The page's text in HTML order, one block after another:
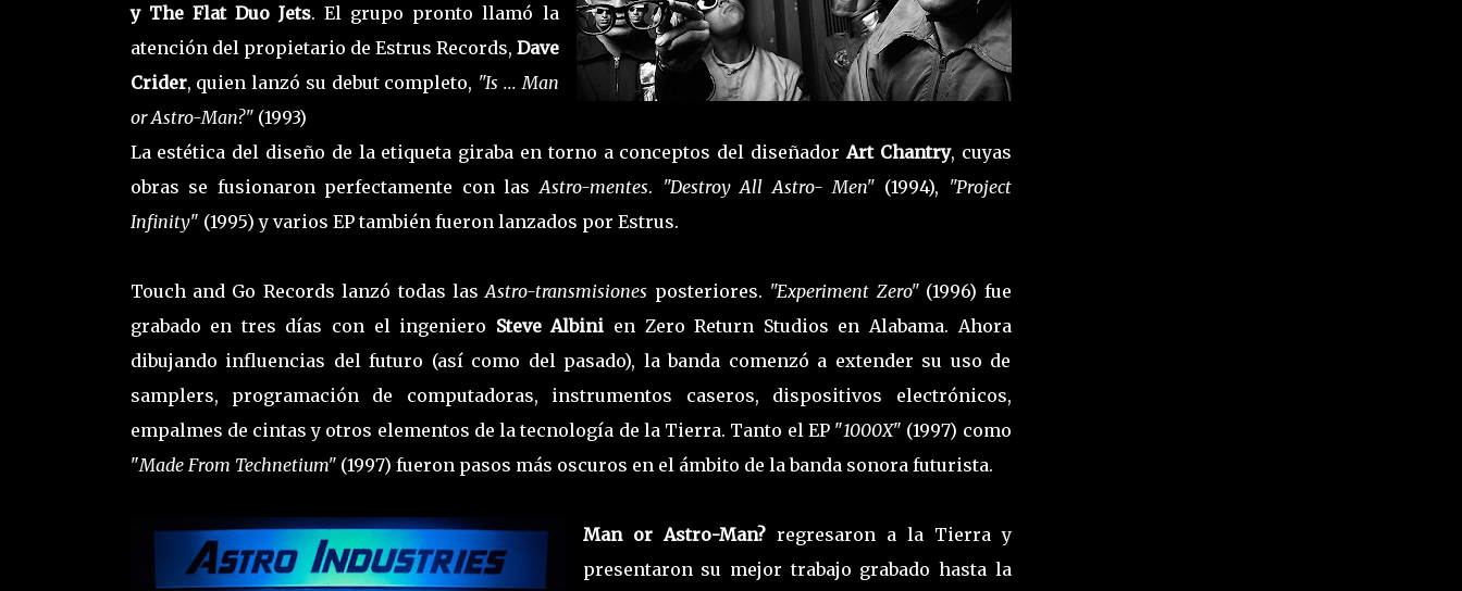
y The Flat Duo Jets. El grupo pronto llamó la
atención del propietario de Estrus Records, Dave
Crider, quien lanzó su debut completo, "Is ... Man
or Astro-Man?"(1993)
La estética del diseño de la etiqueta giraba en torno a conceptos del diseñador Art Chantry, cuyas
obras se fusionaron perfectamente con las Astro-mentes. "Destroy All Astro- Men" (1994), "Project
Infinity" (1995) y varios EP también fueron lanzados por Estrus.
Touch and Go Records lanzó todas lasAstro-transmisiones posteriores. "Experiment Zero"(1996) fue
grabado en tres días con el ingeniero Steve Albini en Zero Return Studios en Alabama. Ahora
dibujando influencias del futuro (así como del pasado), la banda comenzó a extender su uso de
samplers, programación de computadoras, instrumentos caseros, dispositivos electrónicos,
empalmes de cintas y otros elementos de la tecnología de la Tierra. Tanto el EP "1000X" (1997) como
"Made From Technetium"(1997) fueron pasos más oscuros en el ámbito de la banda sonora futurista.
Man or Astro-Man?regresaron a la Tierra y
presentaron su mejor trabajo grabado hasta la